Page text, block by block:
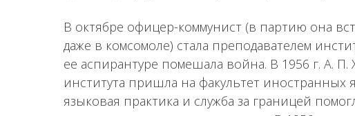
В октябре офицер-коммунист (в партию она
даже в комсомоле) стала преподавателем
ее аспирантуре помешала война. В 1956 г. А.
института пришла на факультет иностранных
языковая практика и служба за границей